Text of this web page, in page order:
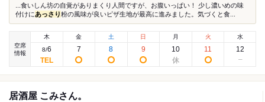
...食いしん坊の自覚がありまくり人間ですが、お腹いっぱい！ 少し濃いめの味
付けにあっさり粉の風味が良いピザ生地が最高に進みました。気づくと食...
空席
情報
木
8/6
金
7
土
8
日
9
月
10
火
11
水
12
居酒屋 こみさん。